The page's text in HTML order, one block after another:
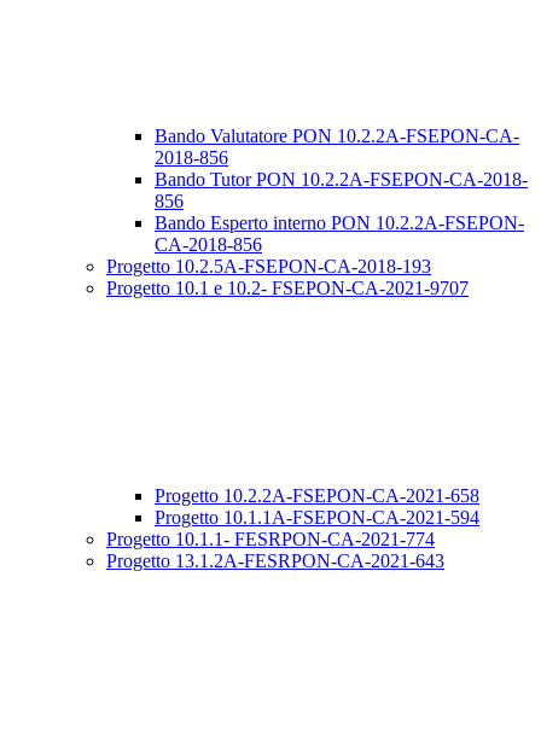
Bando Valutatore PON 10.2.2A-FSEPON-CA-
2018-856
Bando Tutor PON 10.2.2A-FSEPON-CA-2018-
856
Bando Esperto interno PON 10.2.2A-FSEPON-
CA-2018-856
Progetto 10.2.5A-FSEPON-CA-2018-193
Progetto 10.1 e 10.2- FSEPON-CA-2021-9707
Progetto 10.2.2A-FSEPON-CA-2021-658
Progetto 10.1.1A-FSEPON-CA-2021-594
Progetto 10.1.1- FESRPON-CA-2021-774
Progetto 13.1.2A-FESRPON-CA-2021-643